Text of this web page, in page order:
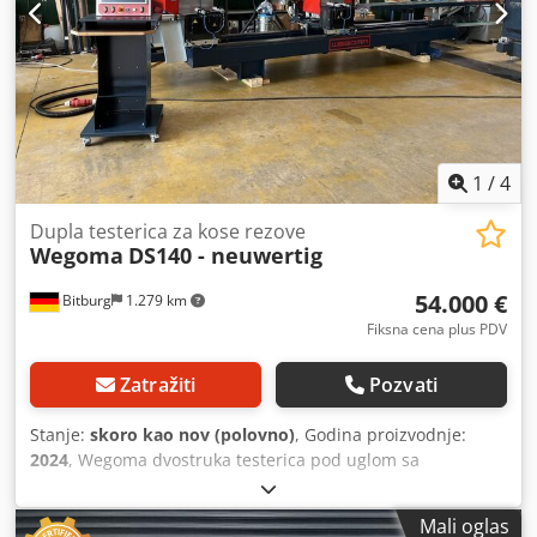
sa kliznim profilom. Moguća je inspekcija na licu mesta.
Dwodpfx Aaezta Dys Hoa
1 /4
Bitburg 1.279 km
Dupla testerica za kose rezove
Wegoma DS140 - neuwertig
54.000 €
Fiksna cena plus PDV
Zatražiti Pozvati
Stanje: skoro kao nov (polovno), Godina proizvodnje:
2024, Wegoma dvostruka testerica pod uglom sa
upravljanjem u 3 ose Dvostruka testerica DS140 Radna
dužina 4000 mm, hidropneumatsko uvlačenje testere
Mali oglas